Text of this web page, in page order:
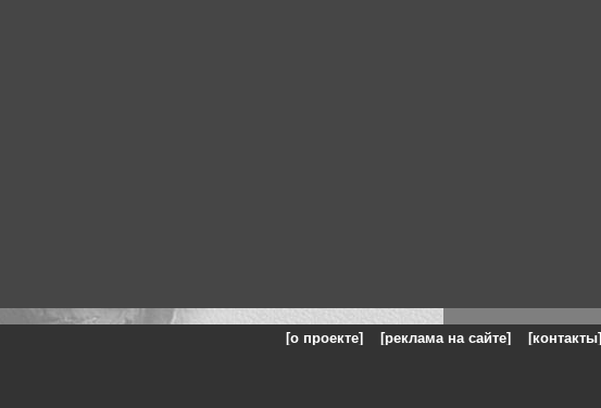
[о проекте] [реклама на сайте] [контакты]